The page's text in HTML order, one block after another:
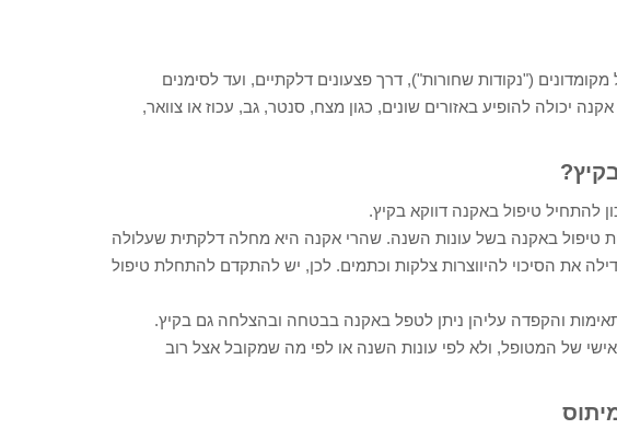
("נקודות שחורות"), דרך פצעונים דלקתיים, ועד לסימנים
יכולה להופיע באזורים שונים, כגון מצח, סנטר, גב, עכוז או צוואר,
להתחיל טיפול באקנה דווקא בקיץ.
טיפול באקנה בשל עונות השנה. שהרי אקנה היא מחלה דלקתית שעלולה
את הסיכוי להיווצרות צלקות וכתמים. לכן, יש להתקדם להתחלת טיפול
והקפדה עליהן ניתן לטפל באקנה בבטחה ובהצלחה גם בקיץ.
של המטופל, ולא לפי עונות השנה או לפי מה שמקובל אצל רוב